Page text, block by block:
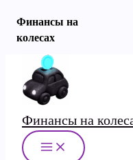
Финансы на
колесах
Перейти
содержимому
Финансы на
MAIN
MENU